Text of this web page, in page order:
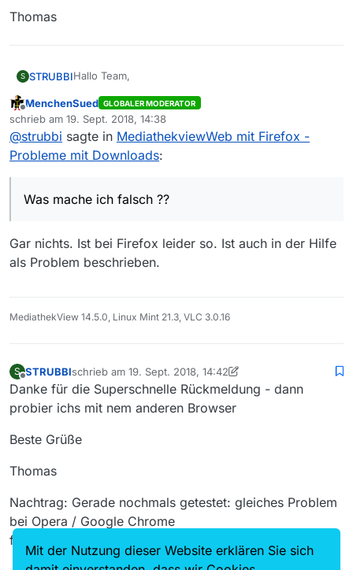
Thomas
S STRUBBIHallo Team,
Bei der MediathekviewWeb Version in der aktuellen
Version ist mir aufgefallen, daß bei mir wenn ich auf
den DL Button für eine Sendung klicke immer die
Wiedergabe startet - der Download funzt bei mir nur
Datei speichere (ich arbeite mit WIN 10 Pro 64 Bit /
Was mache ich falsch ??
Thomas
Offline
MenchenSued GLOBALER MODERATOR
schrieb am 19. Sept. 2018, 14:38
zuletzt editiert von
@strubbi sagte in MediathekviewWeb mit Firefox -
Probleme mit Downloads:
Was mache ich falsch ??
Gar nichts. Ist bei Firefox leider so. Ist auch in der Hilfe
als Problem beschrieben.
MediathekView 14.5.0, Linux Mint 21.3, VLC 3.0.16
S
Offline
STRUBBIschrieb am 19. Sept. 2018, 14:42
zuletzt editiert von STRUBBI
Danke für die Superschnelle Rückmeldung - dann
probier ichs mit nem anderen Browser
Beste Grüße
Thomas
Nachtrag: Gerade nochmals getestet: gleiches Problem
bei Opera / Google Chrome
funzt nur einwandfrei mit MS EDGE
Mit der Nutzung dieser Website erklären Sie sich